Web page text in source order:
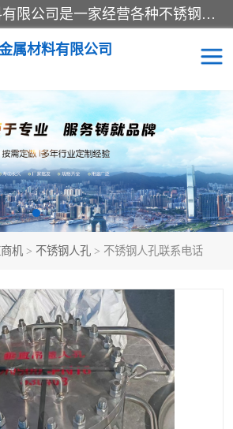
山东华钰金属材料有限公司是一家经营各种不锈钢管材、板材、圆钢、法兰、封头、型材等产品的公司；主营产品有：不锈钢管，激光切割，管件标准件，不锈钢圆钢，不锈钢人孔，不锈钢亮管，不锈钢角钢，不锈钢加工，不锈钢管子，不锈钢工业方管，不锈钢封头，不锈钢法兰，不锈钢阀门，不锈钢槽钢，不锈钢扁钢，不锈钢板等；可为客户制作各种规格的型材及不锈钢配件、非标准件及各种容器具等，能满足客户的不同采购要求。
属材料有限公司
机 > 不锈钢人孔 > 不锈钢人孔联系电话
激光切割
不锈钢圆钢
不锈钢亮管
不锈钢加工
不锈钢工业方管
不锈钢法兰
不锈钢槽钢